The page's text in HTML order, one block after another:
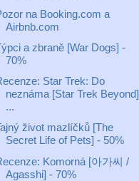
na Booking.com a
Airbnb.com
a zbraně [War Dogs] -
70%
Star Trek: Do
neznáma [Star Trek Beyond]
...
život mazlíčků [The
Secret Life of Pets] - 50%
Komorná [아가씨 /
Agasshi] - 70%